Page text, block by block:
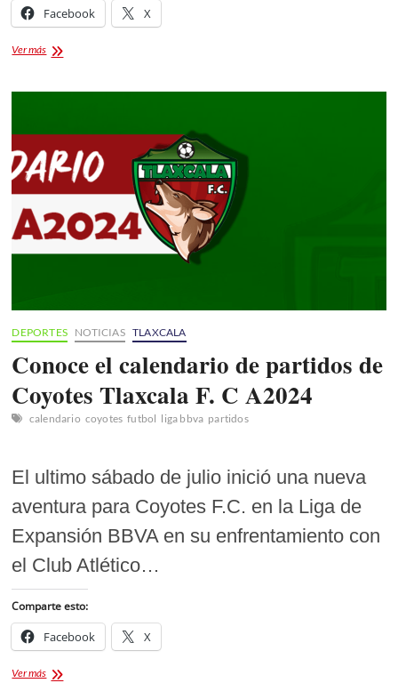
Facebook X
Ver más¡Nuevo
asumirá
la
dirección
técnica.
DEPORTES NOTICIAS TLAXCALA
Conoce el calendario de partidos de
Coyotes Tlaxcala F. C A2024
calendario coyotes futbol liga bbva partidos
El ultimo sábado de julio inició una nueva
aventura para Coyotes F.C. en la Liga de
Expansión BBVA en su enfrentamiento con
el Club Atlético…
Comparte esto:
Facebook X
Ver másConoce